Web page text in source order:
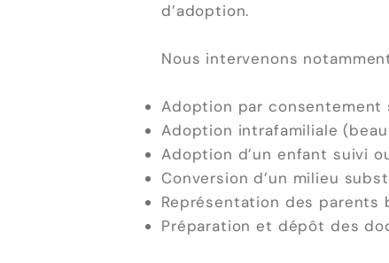
d’adoption.
Nous intervenons
Adoption par consentement
Adoption intrafamiliale
Adoption d’un enfant suivi
Conversion d’un milieu
Représentation des parents
Préparation et dépôt des